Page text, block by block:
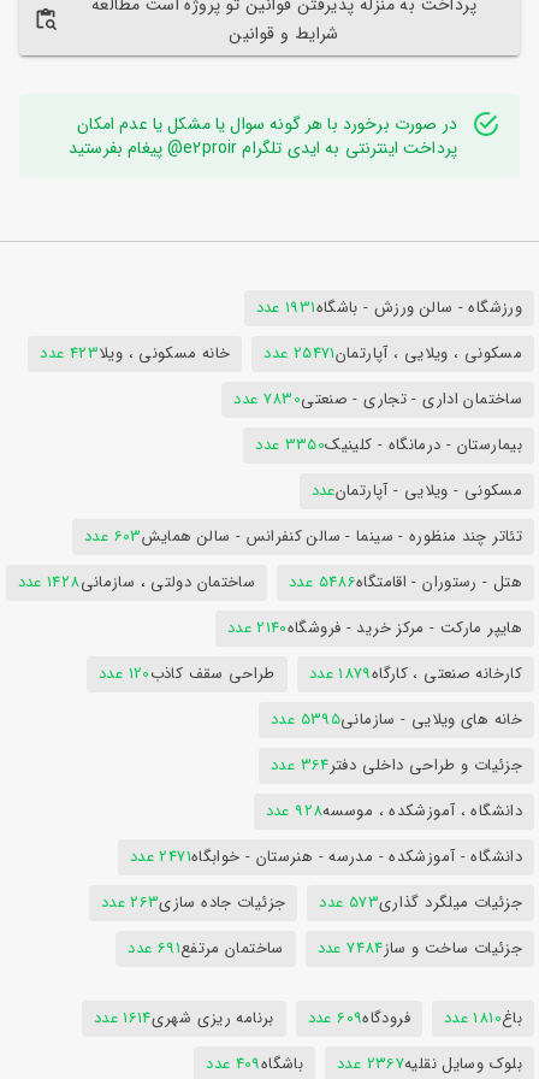
شرایط و قوانین
در صورت برخورد با هر گونه سوال یا مشکل یا عدم امکان
پرداخت اینترنتی به ایدی تلگرام e2proir@ پیغام بفرستید
ورزشگاه - سالن ورزش - باشگاه1931 عدد
مسکونی ، ویلایی ، آپارتمان25471 عدد خانه مسکونی ، ویلا423 عدد
ساختمان اداری - تجاری - صنعتی7830 عدد
بیمارستان - درمانگاه - کلینیک3350 عدد
مسکونی - ویلایی - آپارتمانعدد
تئاتر چند منظوره - سینما - سالن کنفرانس - سالن همایش603 عدد
هتل - رستوران - اقامتگاه5486 عدد ساختمان دولتی ، سازمانی1428 عدد
هایپر مارکت - مرکز خرید - فروشگاه2140 عدد
کارخانه صنعتی ، کارگاه1879 عدد طراحی سقف کاذب120 عدد
خانه های ویلایی - سازمانی5395 عدد
جزئیات و طراحی داخلی دفتر364 عدد
دانشگاه ، آموزشکده ، موسسه928 عدد
دانشگاه - آموزشکده - مدرسه - هنرستان - خوابگاه2471 عدد
جزئیات میلگرد گذاری573 عدد جزئیات جاده سازی263 عدد
جزئیات ساخت و ساز7484 عدد ساختمان مرتفع691 عدد
باغ1810 عدد فرودگاه609 عدد برنامه ریزی شهری1614 عدد
بلوک وسایل نقلیه2367 عدد باشگاه409 عدد